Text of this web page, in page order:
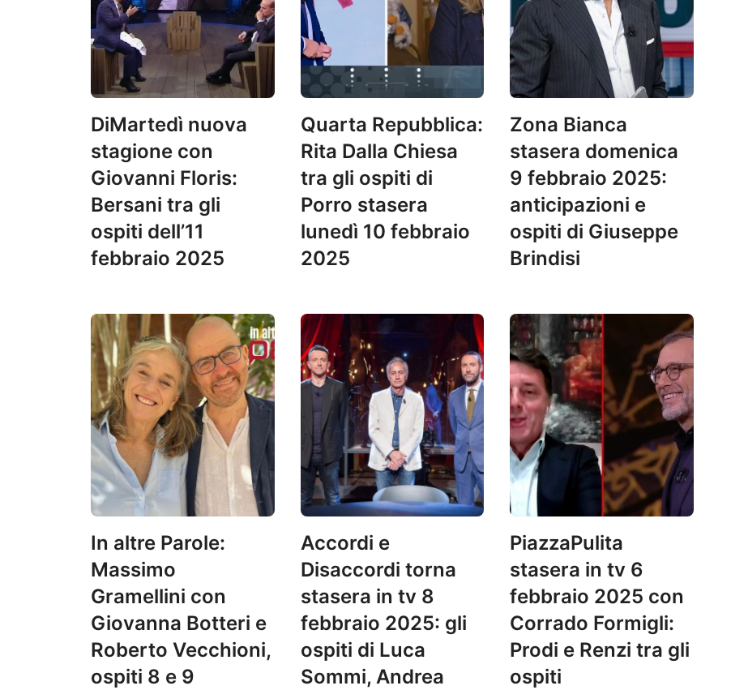
DiMartedì nuova
stagione con
Giovanni Floris:
Bersani tra gli
ospiti dell’11
febbraio 2025
Quarta Repubblica:
Rita Dalla Chiesa
tra gli ospiti di
Porro stasera
lunedì 10 febbraio
2025
Zona Bianca
stasera domenica
9 febbraio 2025:
anticipazioni e
ospiti di Giuseppe
Brindisi
In altre Parole:
Massimo
Gramellini con
Giovanna Botteri e
Roberto Vecchioni,
ospiti 8 e 9
Accordi e
Disaccordi torna
stasera in tv 8
febbraio 2025: gli
ospiti di Luca
Sommi, Andrea
PiazzaPulita
stasera in tv 6
febbraio 2025 con
Corrado Formigli:
Prodi e Renzi tra gli
ospiti